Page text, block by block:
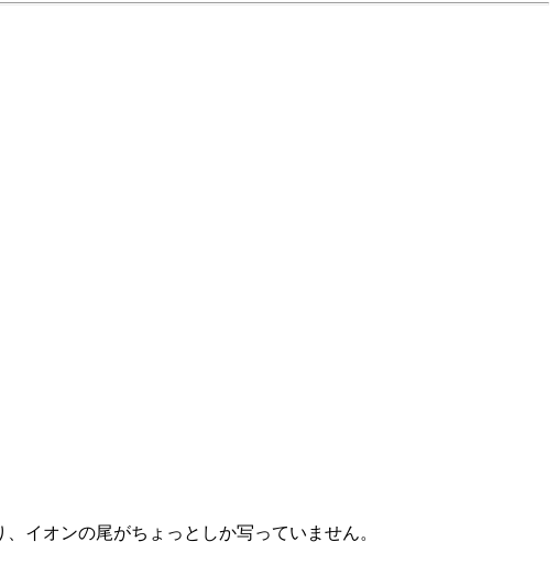
イオンの尾がちょっとしか写っていません。